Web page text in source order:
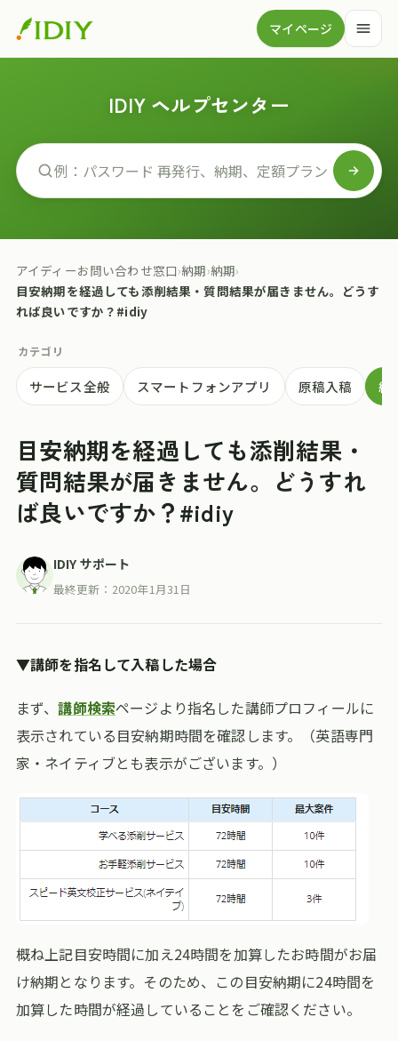
マイページ
IDIY ヘルプセンター
アイディーお問い合わせ窓口›納期›納期›
目安納期を経過しても添削結果・質問結果が届きません。どうす
れば良いですか？#idiy
カテゴリ
サービス全般 スマートフォンアプリ 原稿入稿 納
目安納期を経過しても添削結果・
質問結果が届きません。どうすれ
ば良いですか？#idiy
IDIY サポート
最終更新： 2020年1月31日
▼講師を指名して入稿した場合
まず、講師検索ページより指名した講師プロフィールに
表示されている目安納期時間を確認します。（英語専門
家・ネイティブとも表示がございます。）
概ね上記目安時間に加え24時間を加算したお時間がお届
け納期となります。そのため、この目安納期に24時間を
加算した時間が経過していることをご確認ください。